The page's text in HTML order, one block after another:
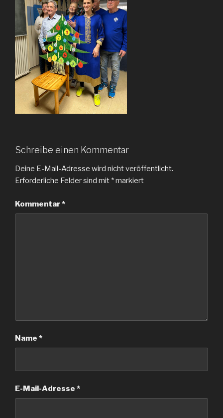
Schreibe einen Kommentar
Deine E-Mail-Adresse wird nicht veröffentlicht.
Erforderliche Felder sind mit *markiert
Kommentar*
Name *
E-Mail-Adresse *